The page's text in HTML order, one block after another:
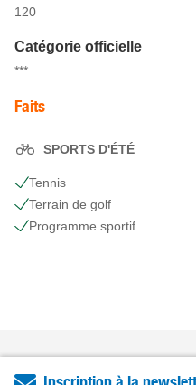
120
Catégorie officielle
***
Faits
SPORTS D'ÉTÉ
Tennis
Terrain de golf
Programme sportif